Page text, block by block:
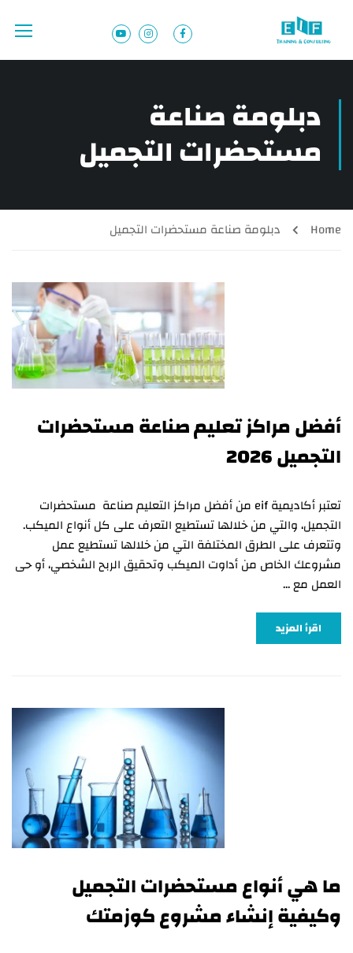
دبلومة صناعة
مستحضرات التجميل
Home دبلومة صناعة مستحضرات التجميل
أفضل مراكز تعليم صناعة مستحضرات
التجميل 2026
تعتبر أكاديمية eif من أفضل مراكز التعليم صناعة مستحضرات
التجميل، والتي من خلالها تستطيع التعرف على كل أنواع الميكب.
وتتعرف على الطرق المختلفة التي من خلالها تستطيع عمل
مشروعك الخاص من أداوت الميكب وتحقيق الربح الشخصي، أو حى
العمل مع …
اقرأ المزيد
ما هي أنواع مستحضرات التجميل
وكيفية إنشاء مشروع كوزمتك